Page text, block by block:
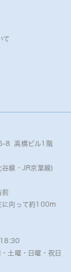
て
8 高橋ビル1階
線・JR京葉線)
前
向って約100m
土曜・日曜・祝日